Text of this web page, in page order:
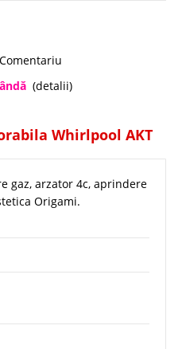
(detalii)
Whirlpool AKT
gaz, arzator 4c, aprindere
Origami.